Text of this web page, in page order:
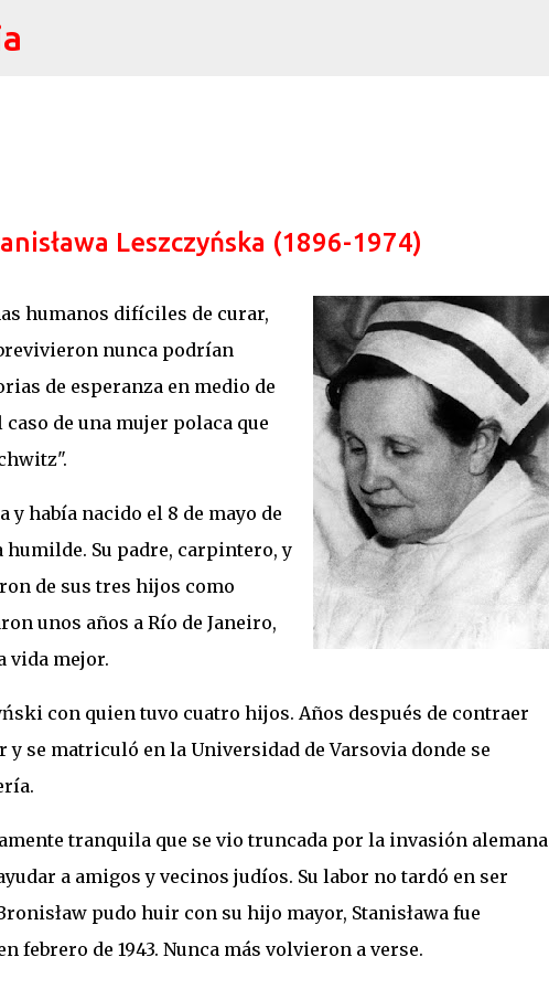
Leszczyńska (1896-1974)
humanos difíciles de curar,
nunca podrían
de esperanza en medio de
de una mujer polaca que
y había nacido el 8 de mayo de
humilde. Su padre, carpintero, y
de sus tres hijos como
unos años a Río de Janeiro,
vida mejor.
con quien tuvo cuatro hijos. Años después de contraer
se matriculó en la Universidad de Varsovia donde se
tranquila que se vio truncada por la invasión alemana
a amigos y vecinos judíos. Su labor no tardó en ser
pudo huir con su hijo mayor, Stanisława fue
febrero de 1943. Nunca más volvieron a verse.